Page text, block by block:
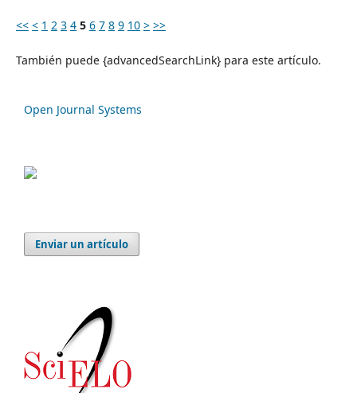
<< < 1 2 3 4 5 6 7 8 9 10 > >>
También puede {advancedSearchLink} para este artículo.
Open Journal Systems
Enviar un artículo